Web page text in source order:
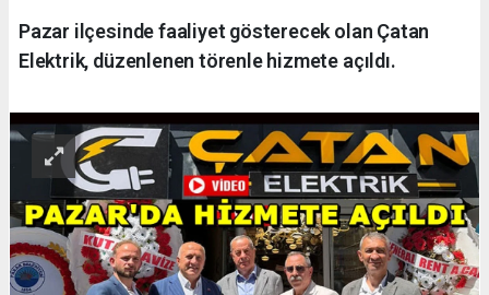
Pazar ilçesinde faaliyet gösterecek olan Çatan
Elektrik, düzenlenen törenle hizmete açıldı.